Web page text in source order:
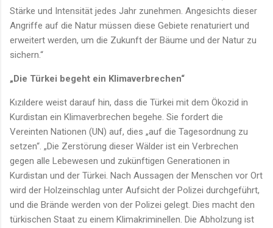
Stärke und Intensität jedes Jahr zunehmen. Angesichts dieser
Angriffe auf die Natur müssen diese Gebiete renaturiert und
erweitert werden, um die Zukunft der Bäume und der Natur zu
sichern.“
„Die Türkei begeht ein Klimaverbrechen“
Kızıldere weist darauf hin, dass die Türkei mit dem Ökozid in
Kurdistan ein Klimaverbrechen begehe. Sie fordert die
Vereinten Nationen (UN) auf, dies „auf die Tagesordnung zu
setzen“. „Die Zerstörung dieser Wälder ist ein Verbrechen
gegen alle Lebewesen und zukünftigen Generationen in
Kurdistan und der Türkei. Nach Aussagen der Menschen vor Ort
wird der Holzeinschlag unter Aufsicht der Polizei durchgeführt,
und die Brände werden von der Polizei gelegt. Dies macht den
türkischen Staat zu einem Klimakriminellen. Die Abholzung ist